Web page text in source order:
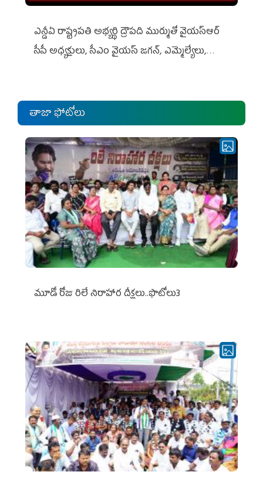
ఎన్డీఏ రాష్ట్ర‌ప‌తి అభ్య‌ర్థి ద్రౌప‌ది ముర్ముతో వైయ‌స్ఆర్
సీపీ అధ్య‌క్షులు, సీఎం వైయ‌స్ జ‌గ‌న్, ఎమ్మెల్యేలు,
తాజా ఫోటోలు
మూడో రోజు రిలే నిరాహార దీక్షలు..ఫొటోలు3